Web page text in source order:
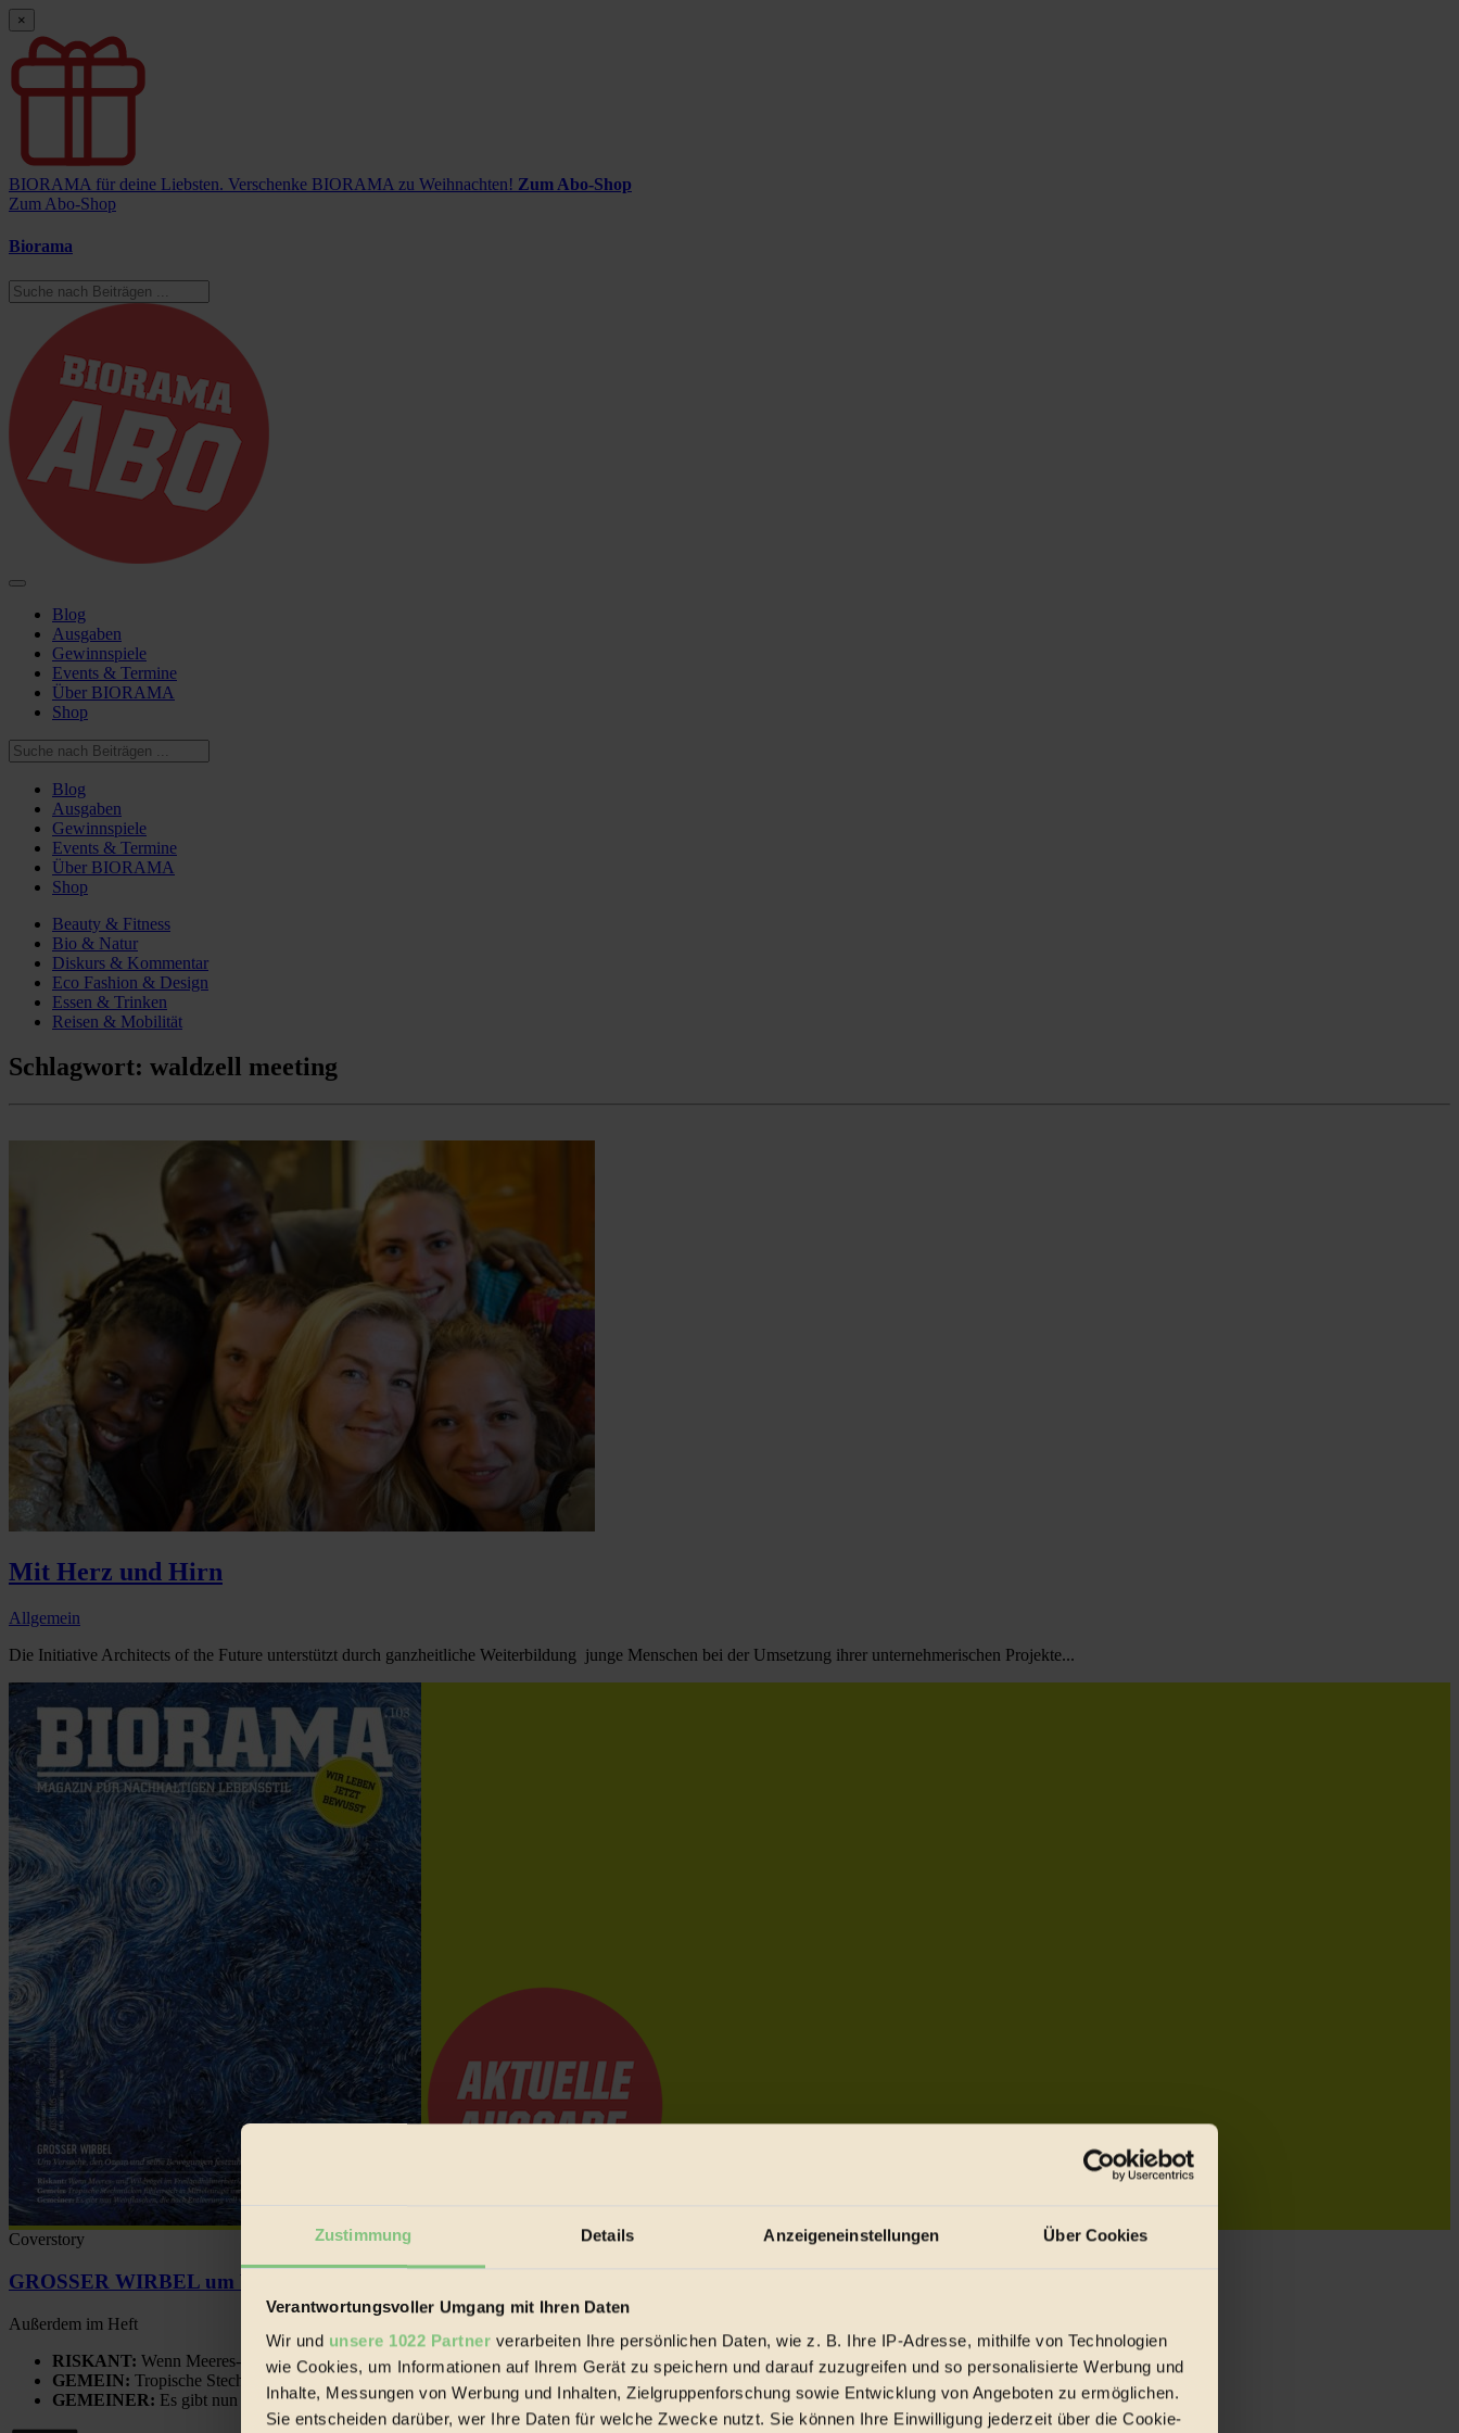
Zustimmung Details Anzeigeneinstellungen Über Cookies
Verantwortungsvoller Umgang mit Ihren Daten
Wir und unsere 1022 Partner verarbeiten Ihre persönlichen Daten, wie z. B. Ihre IP-Adresse, mithilfe von Technologien
wie Cookies, um Informationen auf Ihrem Gerät zu speichern und darauf zuzugreifen und so personalisierte Werbung und
Inhalte, Messungen von Werbung und Inhalten, Zielgruppenforschung sowie Entwicklung von Angeboten zu ermöglichen.
Sie entscheiden darüber, wer Ihre Daten für welche Zwecke nutzt. Sie können Ihre Einwilligung jederzeit über die Cookie-
×
BIORAMA für deine Liebsten. Verschenke BIORAMA zu Weihnachten! Zum Abo-Shop
Zum Abo-Shop
Biorama
Blog
Ausgaben
Gewinnspiele
Events & Termine
Über BIORAMA
Shop
Blog
Ausgaben
Gewinnspiele
Events & Termine
Über BIORAMA
Shop
Beauty & Fitness
Bio & Natur
Diskurs & Kommentar
Eco Fashion & Design
Essen & Trinken
Reisen & Mobilität
Schlagwort: waldzell meeting
Mit Herz und Hirn
Allgemein
Die Initiative Architects of the Future unterstützt durch ganzheitliche Weiterbildung junge Menschen bei der Umsetzung ihrer unternehmerischen Projekte...
Coverstory
GROSSER WIRBEL um Versuche, den Ozean und seine Bewegungen festzuhalten.
Außerdem im Heft
RISKANT: Wenn Meeres- und Wildvögel im Freilandhühnerbetrieb vorbeischauen.
GEMEIN: Tropische Stechmücken fühlen sich in Mitteleuropa inziwschen oft zu Hause.
GEMEINER: Es gibt nun Weinflaschen, die nach Entleerung voll wieder zu dir zurückkommen.